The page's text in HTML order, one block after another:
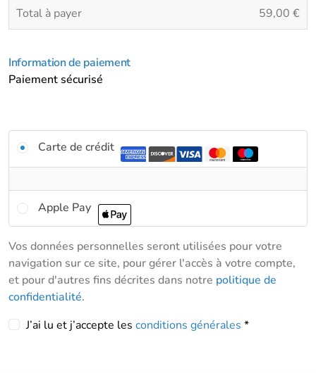
Total à payer 59,00 €
Information de paiement
Paiement sécurisé
Carte de crédit
Apple Pay
Vos données personnelles seront utilisées pour votre
navigation sur ce site, pour gérer l'accès à votre compte,
et pour d'autres fins décrites dans notre politique de
confidentialité.
J’ai lu et j’accepte les conditions générales *